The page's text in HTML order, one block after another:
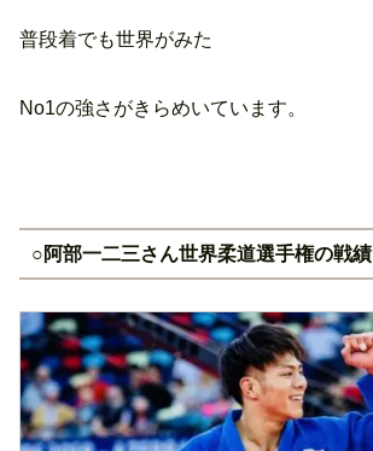
普段着でも世界がみた
No1の強さがきらめいています。
○阿部一二三さん世界柔道選手権の戦績